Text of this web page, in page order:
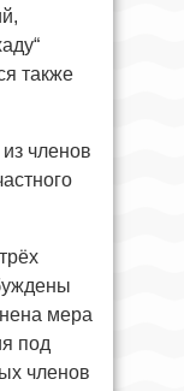
также
членов
мера
под
членов